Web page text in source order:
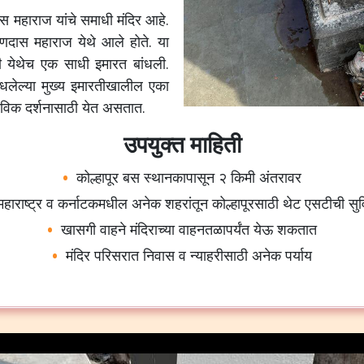
महाराज यांचे समाधी मंदिर आहे.
महाराज येथे आले होते. या
येथेच एक साधी इमारत बांधली.
मुख्य इमारतीखालील एका
दर्शनासाठी येत असतात.
उपयुक्त माहिती
कोल्हापूर बस स्थानकापासून २ किमी अंतरावर
व कर्नाटकमधील अनेक शहरांतून कोल्हापूरसाठी थेट एसटीची
खासगी वाहने मंदिराच्या वाहनतळापर्यंत येऊ शकतात
मंदिर परिसरात निवास व न्याहरीसाठी अनेक पर्याय